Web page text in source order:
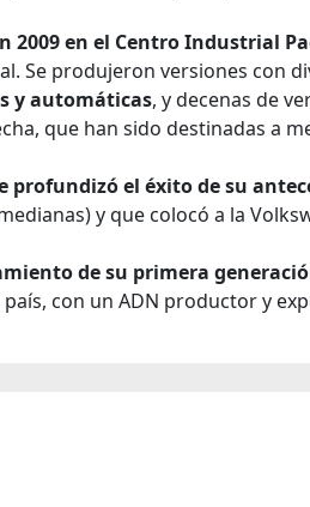
2009 en el Centro Industrial
Se produjeron versiones con
y automáticas, y decenas de
que han sido destinadas a
profundizó el éxito de su
y que colocó a la
de su primera
con un ADN productor y